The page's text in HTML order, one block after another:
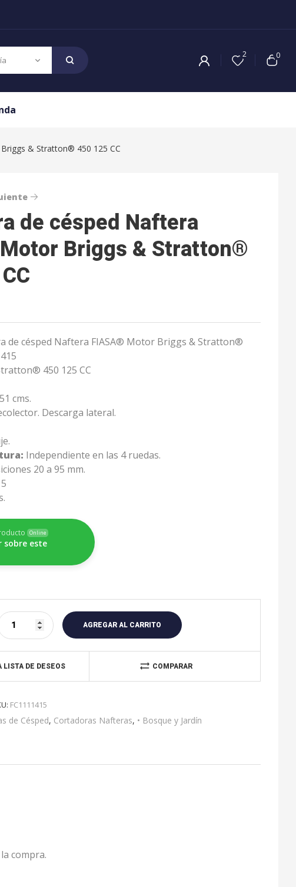
2 0
& Stratton® 450 125 CC
de césped Naftera
Briggs & Stratton®
de césped Naftera FIASA® Motor Briggs & Stratton®
450 125 CC
51 cms.
Descarga lateral.
Independiente en las 4 ruedas.
20 a 95 mm.
Online
sobre este
AGREGAR AL CARRITO
LISTA DE DESEOS COMPARAR
l
e
i
:
FC1111415
de Césped, Cortadoras Nafteras, • Bosque y Jardín
compra.